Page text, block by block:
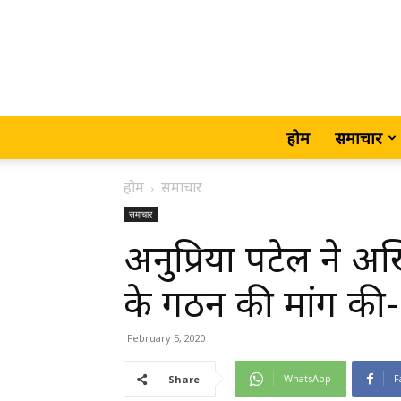
होम समाचार
होम समाचार
समाचार
अनुप्रिया पटेल ने
के गठन की मांग
February 5, 2020
Share WhatsApp